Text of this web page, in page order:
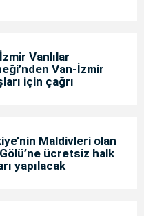
Vanlılar
Van-İzmir
için çağrı
Maldivleri olan
ücretsiz halk
yapılacak